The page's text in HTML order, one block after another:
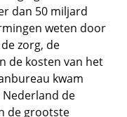
dan 50 miljard
weten door
zorg, de
de kosten van het
kwam
de
de grootste